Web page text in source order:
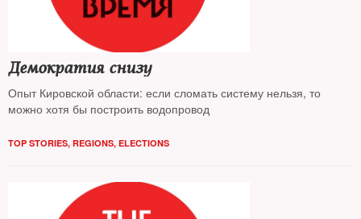
Демократия снизу
Опыт Кировской области: если сломать систему нельзя, то
можно хотя бы построить водопровод
TOP STORIES, REGIONS, ELECTIONS